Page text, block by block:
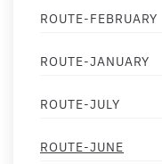
ROUTE-FEBRUARY
ROUTE-JANUARY
ROUTE-JULY
ROUTE-JUNE